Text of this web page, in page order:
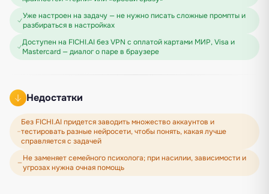
Уже настроен на задачу — не нужно писать сложные промпты и
разбираться в настройках
Доступен на FICHI.AI без VPN с оплатой картами МИР, Visa и
Mastercard — диалог о паре в браузере
Недостатки
Без FICHI.AI придется заводить множество аккаунтов и
тестировать разные нейросети, чтобы понять, какая лучше
справляется с задачей
Не заменяет семейного психолога; при насилии, зависимости и
угрозах нужна очная помощь